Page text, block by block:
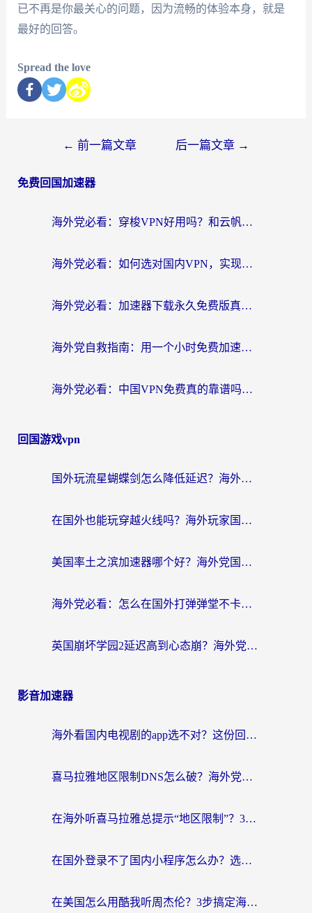
已不再是你最关心的问题，因为流畅的体验本身，就是
最好的回答。
Spread the love
← 前一篇文章 后一篇文章 →
免费回国加速器
海外党必看：穿梭VPN好用吗？和云帆VPN对比哪个回国效果更好？附真实测评+避坑指南
海外党必看：如何选对国内VPN，实现无缝访问国内资源？
海外党必看：加速器下载永久免费版真的存在吗？教你无缝访问国内资源的正确姿势
海外党自救指南：用一个小时免费加速器，轻松打破国内资源访问壁垒？
海外党必看：中国VPN免费真的靠谱吗？手把手教你选对回国加速器
回国游戏vpn
国外玩流星蝴蝶剑怎么降低延迟？海外党必看的加速秘籍（含欧洲鸣潮&彩虹岛优化攻略）
在国外也能玩穿越火线吗？海外玩家国服游戏畅玩终极指南
美国率土之滨加速器哪个好？海外党国服游戏畅玩终极指南（附多游戏解决方案）
海外党必看：怎么在国外打弹弹堂不卡？番茄加速器亲测指南
英国崩坏学园2延迟高到心态崩？海外党国服游戏加速终极指南
影音加速器
海外看国内电视剧的app选不对？这份回国加速器避坑指南帮你流畅追剧
喜马拉雅地区限制DNS怎么破？海外党听国内音乐听书的终极解决方案
在海外听喜马拉雅总提示“地区限制”？3步轻松解除+听国内音乐全攻略
在国外登录不了国内小程序怎么办？选对回国加速器，轻松解锁国内资源
在美国怎么用酷我听周杰伦？3步搞定海外听歌难题